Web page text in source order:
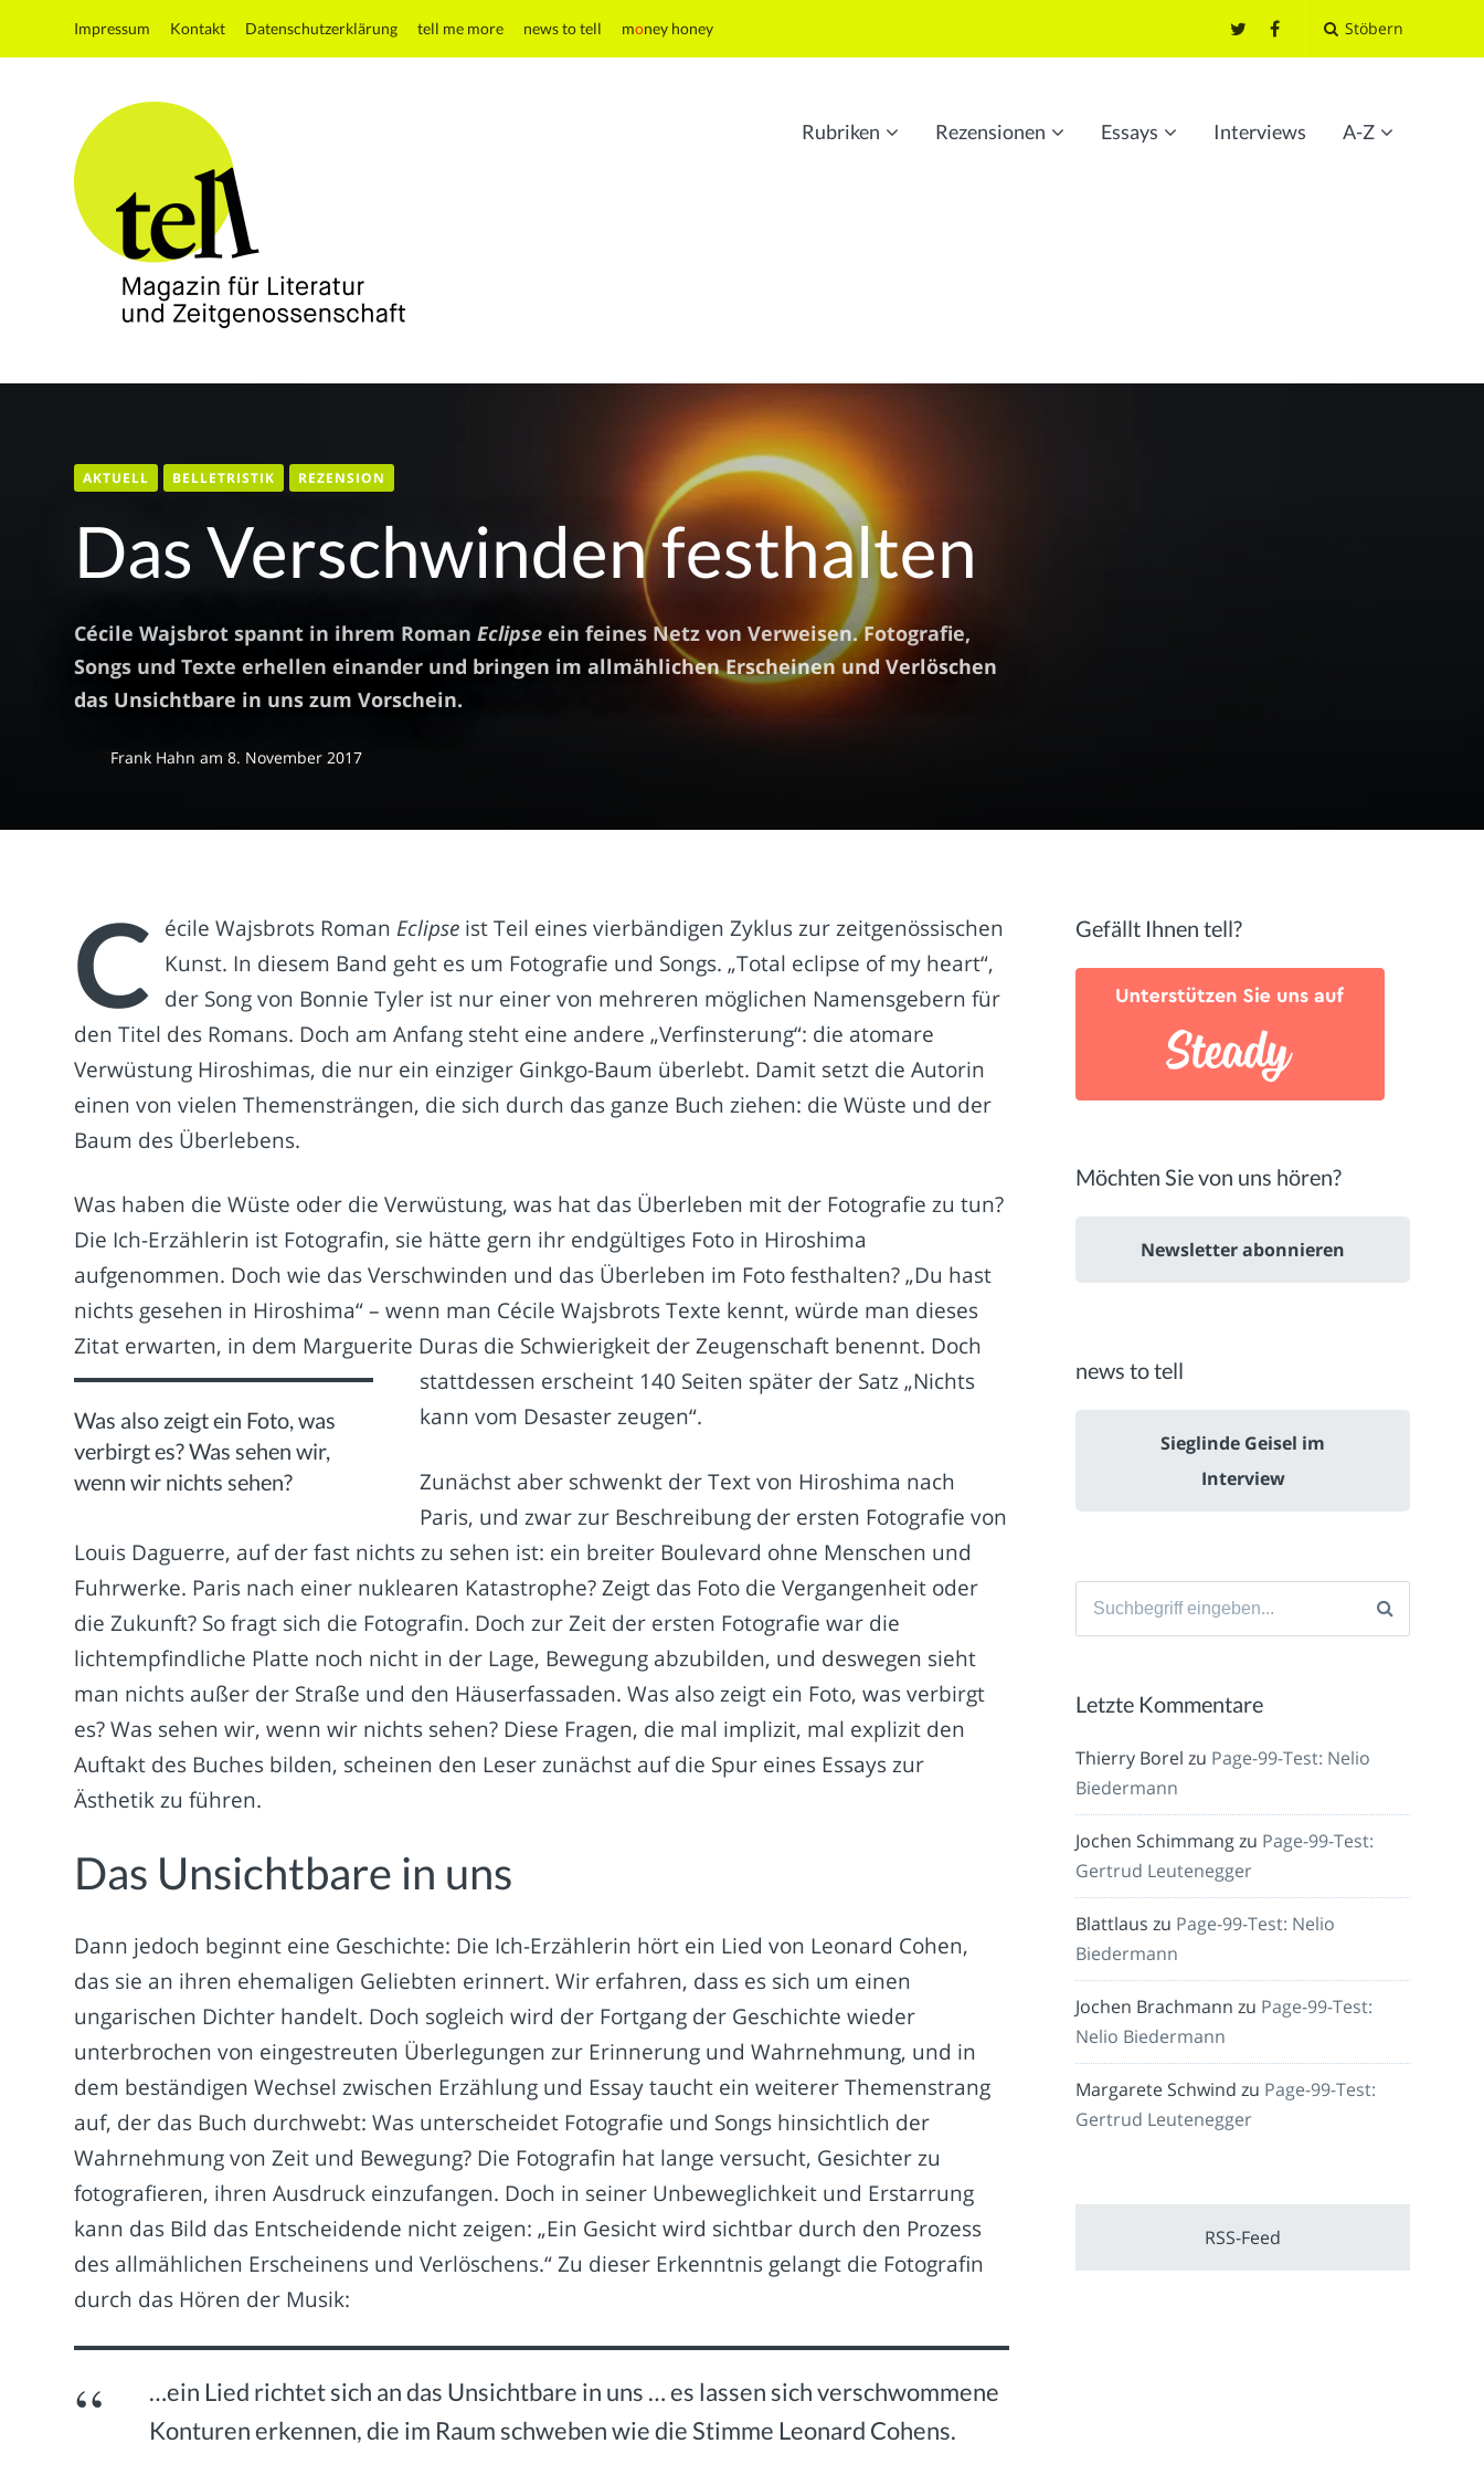
Impressum Kontakt Datenschutzerklärung tell me more news to tell money honey Stöbern
und
Zeitgenossenschaft
Rubriken Rezensionen Essays Interviews A-Z
AKTUELL BELLETRISTIK REZENSION
Das Verschwinden festhalten
Cécile Wajsbrot spannt in ihrem RomanEclipse ein feines Netz von Verweisen. Fotografie,
Songs und Texte erhellen einander und bringen im allmählichen Erscheinen und Verlöschen
das Unsichtbare in uns zum Vorschein.
Frank Hahnam 8. November 2017
C écile Wajsbrots Roman Eclipse ist Teil eines vierbändigen Zyklus zur zeitgenössischen
Kunst. In diesem Band geht es um Fotografie und Songs. „Total eclipse of my heart“,
der Song von Bonnie Tyler ist nur einer von mehreren möglichen Namensgebern für
den Titel des Romans. Doch am Anfang steht eine andere „Verfinsterung“: die atomare
Verwüstung Hiroshimas, die nur ein einziger Ginkgo-Baum überlebt. Damit setzt die Autorin
einen von vielen Themensträngen, die sich durch das ganze Buch ziehen: die Wüste und der
Baum des Überlebens.
Was haben die Wüste oder die Verwüstung, was hat das Überleben mit der Fotografie zu tun?
Die Ich-Erzählerin ist Fotografin, sie hätte gern ihr endgültiges Foto in Hiroshima
aufgenommen. Doch wie das Verschwinden und das Überleben im Foto festhalten? „Du hast
nichts gesehen in Hiroshima“ – wenn man Cécile Wajsbrots Texte kennt, würde man dieses
Zitat erwarten, in dem Marguerite Duras die Schwierigkeit der Zeugenschaft benennt.
Was also zeigt ein Foto, was
verbirgt es? Was sehen wir,
wenn wir nichts sehen?
Doch
stattdessen erscheint 140 Seiten später der Satz „Nichts
kann vom Desaster zeugen“.
Zunächst aber schwenkt der Text von Hiroshima nach
Paris, und zwar zur Beschreibung der ersten Fotografie von
Louis Daguerre, auf der fast nichts zu sehen ist: ein breiter Boulevard ohne Menschen und
Fuhrwerke. Paris nach einer nuklearen Katastrophe? Zeigt das Foto die Vergangenheit oder
die Zukunft? So fragt sich die Fotografin. Doch zur Zeit der ersten Fotografie war die
lichtempfindliche Platte noch nicht in der Lage, Bewegung abzubilden, und deswegen sieht
man nichts außer der Straße und den Häuserfassaden. Was also zeigt ein Foto, was verbirgt
es? Was sehen wir, wenn wir nichts sehen? Diese Fragen, die mal implizit, mal explizit den
Auftakt des Buches bilden, scheinen den Leser zunächst auf die Spur eines Essays zur
Ästhetik zu führen.
Das Unsichtbare in uns
Dann jedoch beginnt eine Geschichte: Die Ich-Erzählerin hört ein Lied von Leonard Cohen,
das sie an ihren ehemaligen Geliebten erinnert. Wir erfahren, dass es sich um einen
ungarischen Dichter handelt. Doch sogleich wird der Fortgang der Geschichte wieder
unterbrochen von eingestreuten Überlegungen zur Erinnerung und Wahrnehmung, und in
dem beständigen Wechsel zwischen Erzählung und Essay taucht ein weiterer Themenstrang
auf, der das Buch durchwebt: Was unterscheidet Fotografie und Songs hinsichtlich der
Wahrnehmung von Zeit und Bewegung? Die Fotografin hat lange versucht, Gesichter zu
fotografieren, ihren Ausdruck einzufangen. Doch in seiner Unbeweglichkeit und Erstarrung
kann das Bild das Entscheidende nicht zeigen: „Ein Gesicht wird sichtbar durch den Prozess
des allmählichen Erscheinens und Verlöschens.“ Zu dieser Erkenntnis gelangt die Fotografin
durch das Hören der Musik:
…ein Lied richtet sich an das Unsichtbare in uns … es lassen sich verschwommene
Konturen erkennen, die im Raum schweben wie die Stimme Leonard Cohens.
Gefällt Ihnen tell?
Möchten Sie von uns hören?
Newsletter abonnieren
news to tell
Sieglinde Geisel im
Interview
Suche
Letzte Kommentare
Thierry Borel zu Page-99-Test: Nelio
Biedermann
Jochen Schimmangzu Page-99-Test:
Gertrud Leutenegger
Blattlaus zu Page-99-Test: Nelio
Biedermann
Jochen Brachmann zu Page-99-Test:
Nelio Biedermann
Margarete Schwind zu Page-99-Test:
Gertrud Leutenegger
RSS-Feed